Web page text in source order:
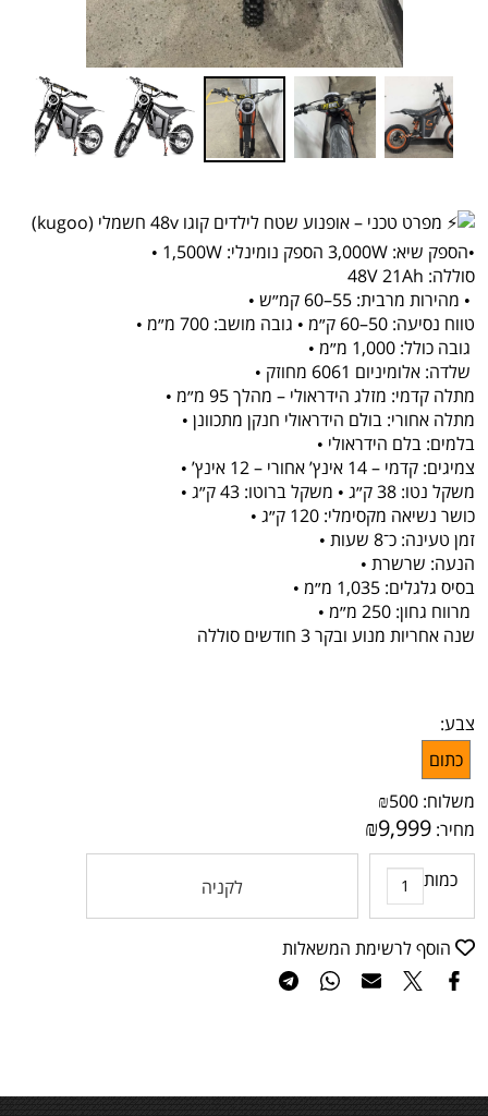
מפרט טכני – אופנוע שטח לילדים קוגו 48v חשמלי (kugoo)
•הספק שיא: 3,000W הספק נומינלי: 1,500W •
סוללה: 48V 21Ah
• מהירות מרבית: 55–60 קמ״ש •
טווח נסיעה: 50–60 ק״מ • גובה מושב: 700 מ״מ •
גובה כולל: 1,000 מ״מ •
שלדה: אלומיניום 6061 מחוזק •
מתלה קדמי: מזלג הידראולי – מהלך 95 מ״מ •
מתלה אחורי: בולם הידראולי חנקן מתכוונן •
בלמים: בלם הידראולי •
צמיגים: קדמי – 14 אינץ’ אחורי – 12 אינץ’ •
משקל נטו: 38 ק״ג • משקל ברוטו: 43 ק״ג •
כושר נשיאה מקסימלי: 120 ק״ג •
זמן טעינה: כ־8 שעות •
הנעה: שרשרת •
בסיס גלגלים: 1,035 מ״מ •
מרווח גחון: 250 מ״מ •
שנה אחריות מנוע ובקר 3 חודשים סוללה
צבע:
כתום
משלוח:
₪500
מחיר:
₪9,999
כמות לקניה
הוסף לרשימת המשאלות